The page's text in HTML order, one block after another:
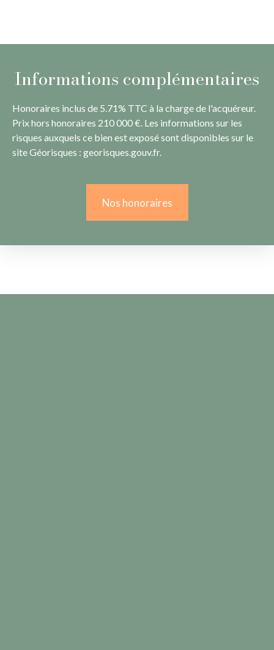
Informations complémentaires
Honoraires inclus de 5.71% TTC à la charge de l'acquéreur.
Prix hors honoraires 210 000 €. Les informations sur les
risques auxquels ce bien est exposé sont disponibles sur le
site Géorisques : georisques.gouv.fr.
Nos honoraires